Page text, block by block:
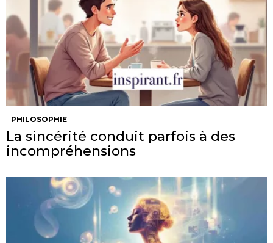
PHILOSOPHIE
La sincérité conduit parfois à des
incompréhensions